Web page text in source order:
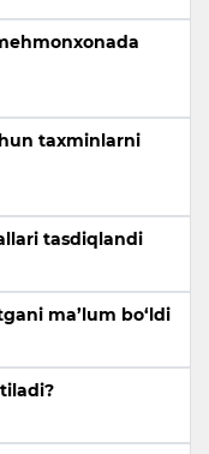
taxminlarni
tasdiqlandi
ma’lum bo‘ldi